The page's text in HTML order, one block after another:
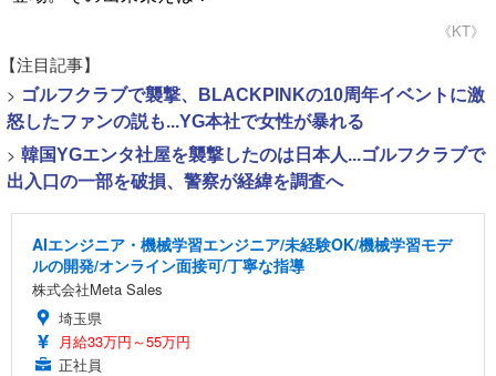
《KT》
【注目記事】
> ゴルフクラブで襲撃、BLACKPINKの10周年イベントに激
怒したファンの説も...YG本社で女性が暴れる
> 韓国YGエンタ社屋を襲撃したのは日本人...ゴルフクラブで
出入口の一部を破損、警察が経緯を調査へ
AIエンジニア・機械学習エンジニア/未経験OK/機械学習モデ
ルの開発/オンライン面接可/丁寧な指導
株式会社Meta Sales
埼玉県
月給33万円～55万円
正社員